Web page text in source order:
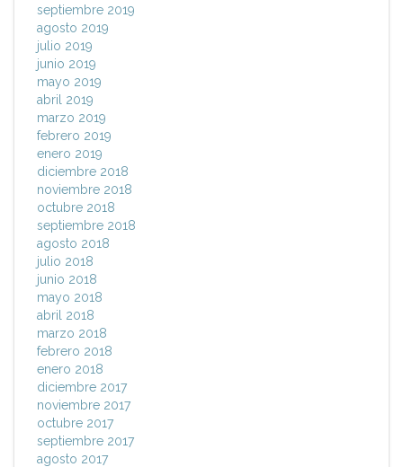
septiembre 2019
agosto 2019
julio 2019
junio 2019
mayo 2019
abril 2019
marzo 2019
febrero 2019
enero 2019
diciembre 2018
noviembre 2018
octubre 2018
septiembre 2018
agosto 2018
julio 2018
junio 2018
mayo 2018
abril 2018
marzo 2018
febrero 2018
enero 2018
diciembre 2017
noviembre 2017
octubre 2017
septiembre 2017
agosto 2017